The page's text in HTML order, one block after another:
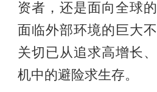
资者，还是面向全球
面临外部环境的巨大
关切已从追求高增长
机中的避险求生存。